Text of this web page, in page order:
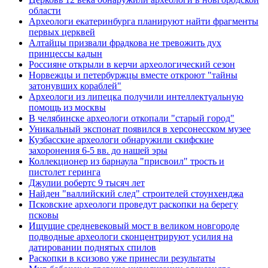
области
Археологи екатеринбурга планируют найти фрагменты
первых церквей
Алтайцы призвали фрадкова не тревожить дух
принцессы кадын
Россияне открыли в керчи археологический сезон
Норвежцы и петербуржцы вместе откроют "тайны
затонувших кораблей"
Археологи из липецка получили интеллектуальную
помощь из москвы
В челябинске археологи откопали "старый город"
Уникальный экспонат появился в херсонесском музее
Кузбасские археологи обнаружили скифские
захоронения 6-5 вв. до нашей эры
Коллекционер из барнаула "присвоил" трость и
пистолет геринга
Джулии робертс 9 тысяч лет
Найден "валлийский след" строителей стоунхенджа
Псковские археологи проведут раскопки на берегу
псковы
Ищущие средневековый мост в великом новгороде
подводные археологи сконцентрируют усилия на
датировании поднятых спилов
Раскопки в ксизово уже принесли результаты